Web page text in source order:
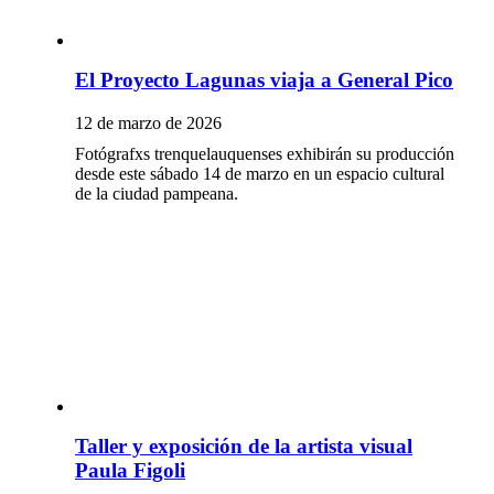
El Proyecto Lagunas viaja a General Pico
12 de marzo de 2026
Fotógrafxs trenquelauquenses exhibirán su producción
desde este sábado 14 de marzo en un espacio cultural
de la ciudad pampeana.
Taller y exposición de la artista visual
Paula Figoli